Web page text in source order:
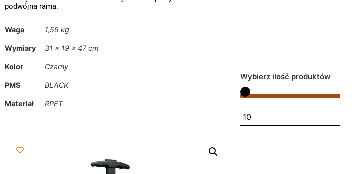
podwójna rama.
Waga 1,55 kg
Wymiary 31 × 19 × 47 cm
Kolor Czarny
PMS BLACK
Materiał RPET
Wybierz ilość produktów